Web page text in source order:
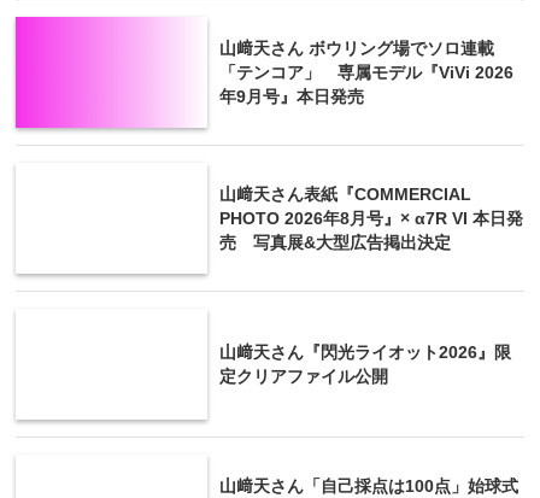
山﨑天さん ボウリング場でソロ連載
「テンコア」 専属モデル『ViVi 2026
年9月号』本日発売
山﨑天さん表紙『COMMERCIAL
PHOTO 2026年8月号』× α7R VI 本日発
売 写真展&大型広告掲出決定
山﨑天さん『閃光ライオット2026』限
定クリアファイル公開
山﨑天さん「自己採点は100点」始球式